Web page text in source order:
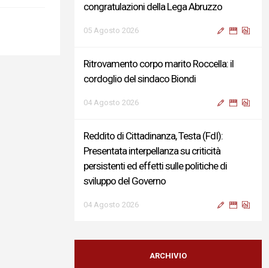
congratulazioni della Lega Abruzzo
05 Agosto 2026
Ritrovamento corpo marito Roccella: il
cordoglio del sindaco Biondi
04 Agosto 2026
Reddito di Cittadinanza, Testa (FdI):
Presentata interpellanza su criticità
persistenti ed effetti sulle politiche di
sviluppo del Governo
04 Agosto 2026
Sigismondi, Liris e Testa: “Profondo
cordoglio e vicinanza al Ministro Roccella e
ARCHIVIO